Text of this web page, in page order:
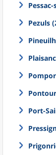
Pezuls
Port-